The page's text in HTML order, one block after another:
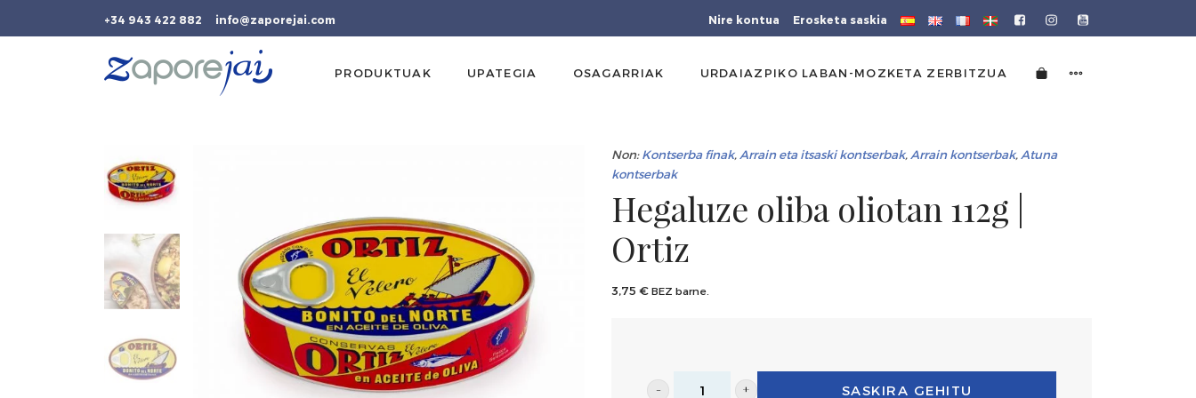
+34 943 422 882 info@zaporejai.com Nire kontua Erosketa saskia
PRODUKTUAK UPATEGIA OSAGARRIAK URDAIAZPIKO LABAN-MOZKETA ZERBITZUA
Non:Kontserba finak, Arrain eta itsaski kontserbak, Arrain kontserbak, Atuna
kontserbak
Hegaluze oliba oliotan 112g |
Ortiz
3,75 € BEZ barne.
SASKIRA GEHITU